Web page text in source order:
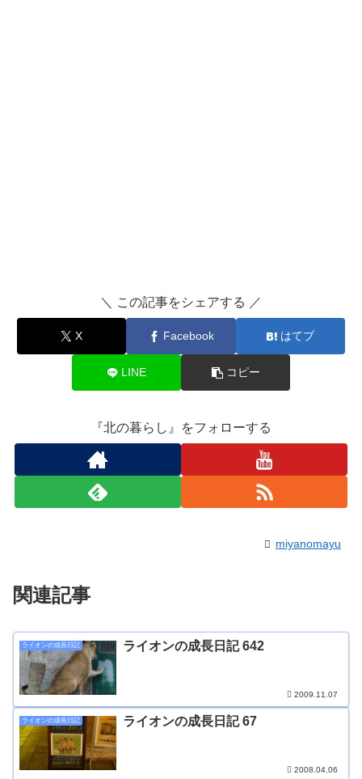
＼ この記事をシェアする ／
X Facebook はてブ
LINE コピー
『北の暮らし』をフォローする
miyanomayu
関連記事
ライオンの成長日記 ライオンの成長日記 642
2009.11.07
ライオンの成長日記 ライオンの成長日記 67
2008.04.06